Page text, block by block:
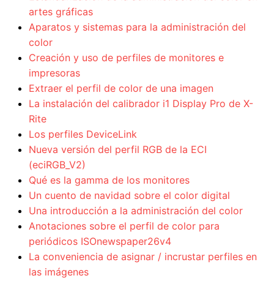
artes gráficas
Aparatos y sistemas para la administración del
color
Creación y uso de perfiles de monitores e
impresoras
Extraer el perfil de color de una imagen
La instalación del calibrador i1 Display Pro de X-
Rite
Los perfiles DeviceLink
Nueva versión del perfil RGB de la ECI
(eciRGB_V2)
Qué es la gamma de los monitores
Un cuento de navidad sobre el color digital
Una introducción a la administración del color
Anotaciones sobre el perfil de color para
periódicos ISOnewspaper26v4
La conveniencia de asignar / incrustar perfiles en
las imágenes